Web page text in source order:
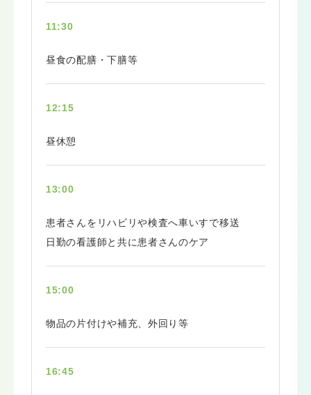
11:30
昼食の配膳・下膳等
12:15
昼休憩
13:00
患者さんをリハビリや検査へ車いすで移送
日勤の看護師と共に患者さんのケア
15:00
物品の片付けや補充、外回り等
16:45